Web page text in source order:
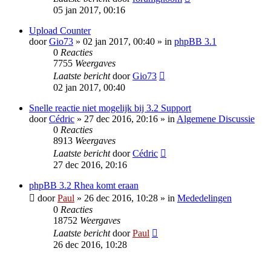
05 jan 2017, 00:16
Upload Counter
doorGio73 » 02 jan 2017, 00:40 » in phpBB 3.1
0 Reacties
7755 Weergaves
Laatste berichtdoorGio73
02 jan 2017, 00:40
Snelle reactie niet mogelijk bij 3.2 Support
doorCédric » 27 dec 2016, 20:16 » inAlgemene Discussie
0 Reacties
8913 Weergaves
Laatste berichtdoorCédric
27 dec 2016, 20:16
phpBB 3.2 Rhea komt eraan
doorPaul » 26 dec 2016, 10:28 » in Mededelingen
0 Reacties
18752 Weergaves
Laatste berichtdoorPaul
26 dec 2016, 10:28